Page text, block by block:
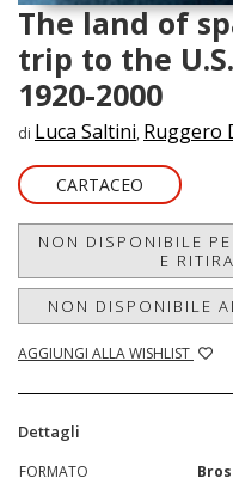
The land of
trip to the
1920-2000
di Luca Saltini, Ruggero
CARTACEO
NON DISPONIBILE
E
NON DISPONIBILE
AGGIUNGI ALLA WISHLIST
Dettagli
FORMATO